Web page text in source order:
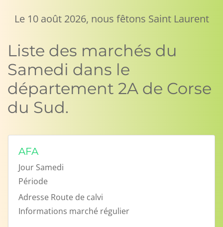
Le 10 août 2026, nous fêtons Saint Laurent
Liste des marchés du
Samedi dans le
département 2A de Corse
du Sud.
AFA
Jour Samedi
Période
Adresse Route de calvi
Informations marché régulier